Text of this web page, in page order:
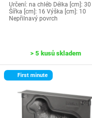
Určení: na chléb Délka [cm]: 30
Šířka [cm]: 16 Výška [cm]: 10
Nepřilnavý povrch
> 5 kusů skladem
First minute